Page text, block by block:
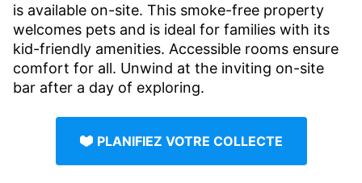
is available on-site. This smoke-free property
welcomes pets and is ideal for families with its
kid-friendly amenities. Accessible rooms ensure
comfort for all. Unwind at the inviting on-site
bar after a day of exploring.
PLANIFIEZ VOTRE COLLECTE